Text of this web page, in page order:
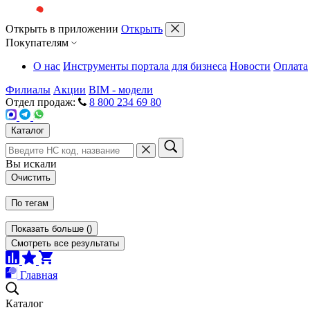
Открыть в приложении Открыть
Покупателям
О нас Инструменты портала для бизнеса Новости Оплата
Филиалы Акции BIM - модели
Отдел продаж:
8 800 234 69 80
Каталог
Вы искали
Очистить
По тегам
Показать больше ()
Смотреть все результаты
Главная
Каталог